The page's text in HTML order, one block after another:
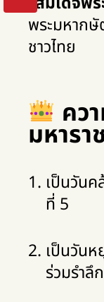
พระมหาก
ชาวไทย
คว
มหารา
เป็นวันค
ที่ 5
เป็นวันห
ร่วมรำลึ